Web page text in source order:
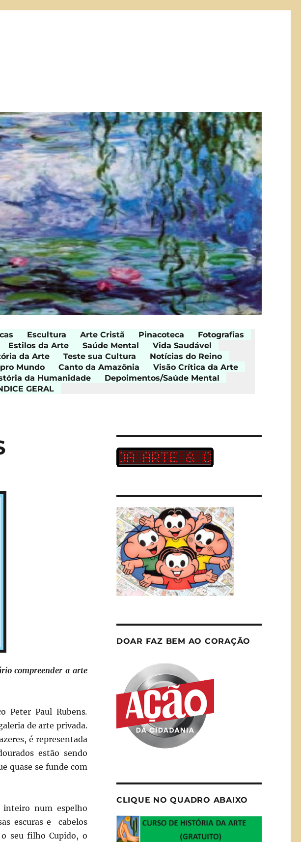
Escultura Arte Cristã Pinacoteca
Fotografias
Estilos da Arte Saúde Mental
Vida Saudável
da Arte Teste sua Cultura
Notícias do Reino
Mundo Canto da Amazônia
Visão Crítica da Arte
da Humanidade
Depoimentos/Saúde Mental
GERAL
compreender a arte
Peter Paul Rubens.
de arte privada.
é representada
estão sendo
quase se funde com
num espelho
escuras e cabelos
o seu filho Cupido, o
DOAR FAZ BEM AO CORAÇÃO
CLIQUE NO QUADRO ABAIXO